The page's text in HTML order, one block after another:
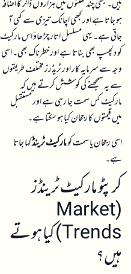
ہیں۔ کبھی چند گھنٹوں میں ہزاروں ڈالر کا اضافہ
ہو جاتا ہے اور کبھی اچانک تیزی سے کمی آ
جاتی ہے۔ یہی مسلسل اتار چڑھاؤ اس مارکیٹ
کو دلچسپ بھی بناتا ہے اور خطرناک بھی۔ اسی
وجہ سے سرمایہ کار اور ٹریڈرز مختلف طریقوں
سے یہ سمجھنے کی کوشش کرتے ہیں کہ
مارکیٹ کس سمت جا رہی ہے اور مستقبل
میں قیمتوں کا رجحان کیا ہو سکتا ہے۔
اسی رجحان یا سمت کومارکیٹ ٹرینڈکہا جاتا
ہے۔
کرپٹو مارکیٹ ٹرینڈز
(Market
Trends) کیا ہوتے
ہیں؟